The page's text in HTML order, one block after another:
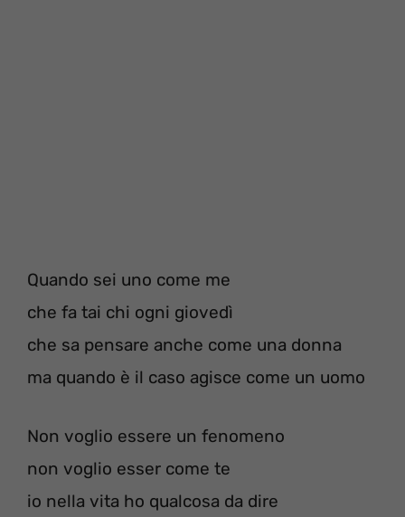
Quando sei uno come me
che fa tai chi ogni giovedì
che sa pensare anche come una donna
ma quando è il caso agisce come un uomo
Non voglio essere un fenomeno
non voglio esser come te
io nella vita ho qualcosa da dire